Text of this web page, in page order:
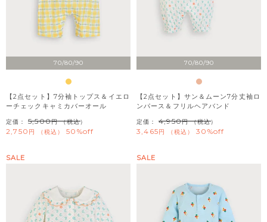
70/80/90
【2点セット】7分袖トップス＆イエロ
ーチェックキャミカバーオール
定価： 5,500 （税込）
2,750 税込 50%off
70/80/90
【2点セット】サン＆ムーン7分丈袖ロ
ンパース＆フリルヘアバンド
定価： 4,950 （税込）
3,465 税込 30%off
SALE SALE